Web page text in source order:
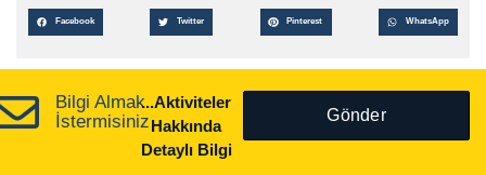
Facebook Twitter Pinterest WhatsApp
Bilgi Almak
İstermisiniz
...Aktiviteler
Hakkında
Detaylı Bilgi
Gönder